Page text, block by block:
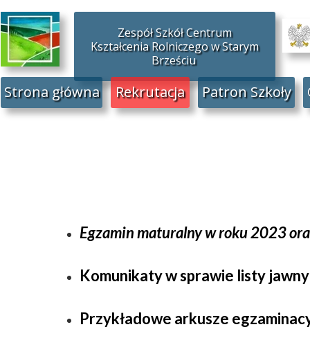
Egzamin maturalny w roku 2023
Komunikaty w sprawie listy
Przykładowe arkusze
Rekrutacja
Strona główna Patron Szkoły
Zespół Szkół Centrum
Kształcenia Rolniczego w Starym
Brześciu